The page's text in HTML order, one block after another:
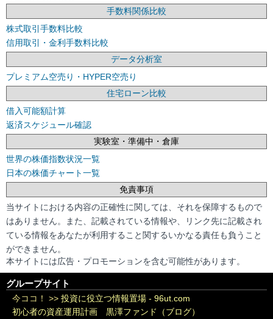
手数料関係比較
株式取引手数料比較
信用取引・金利手数料比較
データ分析室
プレミアム空売り・HYPER空売り
住宅ローン比較
借入可能額計算
返済スケジュール確認
実験室・準備中・倉庫
世界の株価指数状況一覧
日本の株価チャート一覧
免責事項
当サイトにおける内容の正確性に関しては、それを保障するもので
はありません。また、記載されている情報や、リンク先に記載され
ている情報をあなたが利用すること関するいかなる責任も負うこと
ができません。
本サイトには広告・プロモーションを含む可能性があります。
グループサイト
今ココ！ >> 投資に役立つ情報置場 - 96ut.com
初心者の資産運用計画 黒澤ファンド（ブログ）